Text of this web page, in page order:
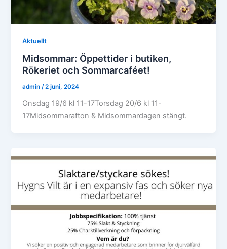
Aktuellt
Midsommar: Öppettider i butiken,
Rökeriet och Sommarcaféet!
admin/2 juni, 2024
Onsdag 19/6 kl 11-17Torsdag 20/6 kl 11-
17Midsommarafton & Midsommardagen stängt.